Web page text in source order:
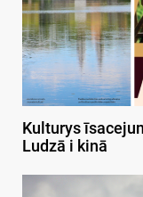
Kulturys
Ludzā i kinā